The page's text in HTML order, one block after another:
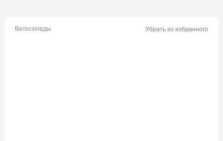
Велосипеды Убрать из избранного